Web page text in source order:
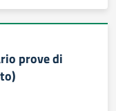
prove di